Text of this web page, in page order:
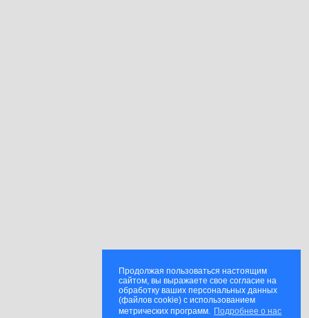
Продолжая пользоваться настоящим
сайтом, вы выражаете свое согласие на
обработку ваших персональных данных
(файлов cookie) с использованием
метрических программ. Подробнее о нас